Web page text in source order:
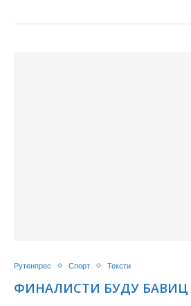
Рутенпрес Спорт Тексти
ФИНАЛИСТИ БУДУ